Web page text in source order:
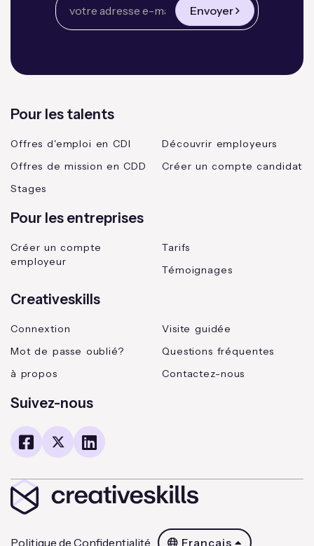
Envoyer
Pour les talents
Offres d'emploi en CDI
Offres de mission en CDD
Stages
Découvrir employeurs
Créer un compte candidat
Pour les entreprises
Créer un compte
employeur
Tarifs
Témoignages
Creativeskills
Connextion
Mot de passe oublié?
à propos
Visite guidée
Questions fréquentes
Contactez-nous
Suivez-nous
Politique de Confidentialité Français